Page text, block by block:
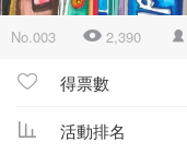
No.003 2,390
得票數
活動排名